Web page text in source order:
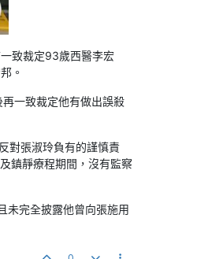
致裁定93歲西醫李宏
。
一致裁定他有做出誤殺
對張淑玲負有的謹慎責
鎮靜療程期間，沒有監察
未完全披露他曾向張施用